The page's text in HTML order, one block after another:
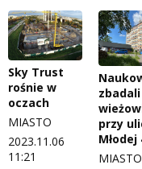
Sky Trust
rośnie w
oczach
MIASTO
2023.11.06
11:21
zbadali
przy
Młodej
MIASTO